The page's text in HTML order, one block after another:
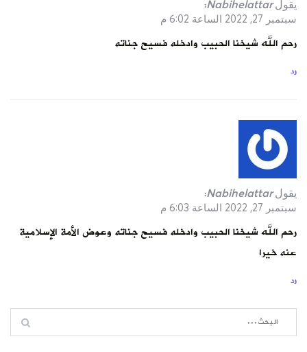
يقول Nabihelattar
:
سبتمبر 27, 2022 الساعة 6:02 م
رحم الله شيخنا الحبيب وادخله فسيح جناته
رد
يقول Nabihelattar
:
سبتمبر 27, 2022 الساعة 6:03 م
رحم الله شيخنا الحبيب وادخله فسيح جناته وعوض الأمة الإسلامية
عنه خيرا
رد